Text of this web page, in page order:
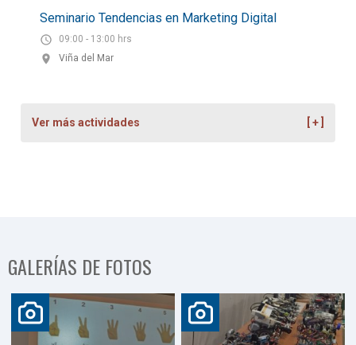
Seminario Tendencias en Marketing Digital
09:00 - 13:00 hrs
Viña del Mar
Ver más actividades
GALERÍAS DE FOTOS